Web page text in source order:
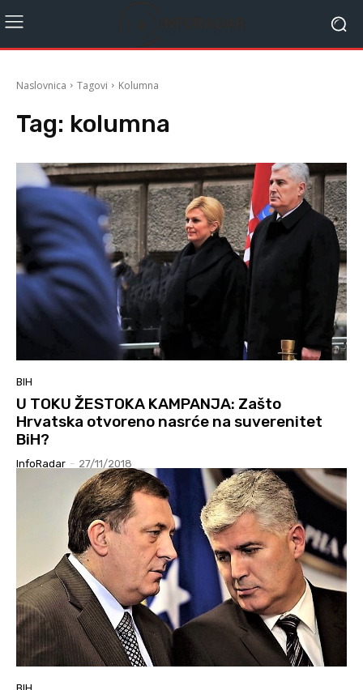
Naslovnica Tagovi Kolumna
Tag: kolumna
BIH
U TOKU ŽESTOKA KAMPANJA: Zašto
Hrvatska otvoreno nasrće na suverenitet
BiH?
InfoRadar - 27/11/2018